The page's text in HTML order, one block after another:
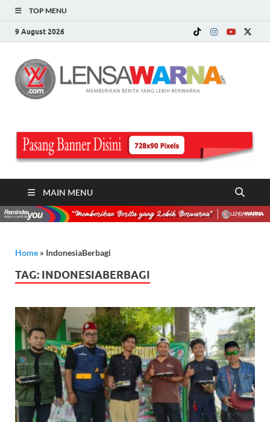
TOP MENU
9 August 2026
MAIN MENU
Home » IndonesiaBerbagi
TAG: INDONESIABERBAGI